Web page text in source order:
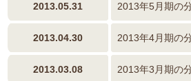
2013.05.31 2013年5月期の
2013.04.30 2013年4月期の
2013.03.08 2013年3月期の